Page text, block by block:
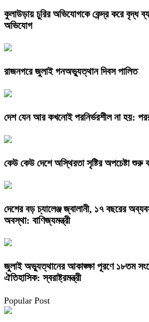
কুলাউড়ায় চুরির অভিযোগকে কেন্দ্র করে বৃদ্ধ
অভিযোগ
রাজনগরে জুলাই গনঅভ্যুত্থান দিবস পালিত
দেশ যেন আর কখনোই পরনির্ভরশীল না হয়:
কেউ কেউ দেশে অস্থিরতা সৃষ্টির অপচেষ্টা শুরু
দেশের বড় চ্যালেঞ্জ জ্বালানী, ১৭ বছরের
অবস্থা: বাণিজ্যমন্ত্রী
জুলাই অভ্যুত্থানের আকাঙ্ক্ষা পূরণে ১৮তম
ঐতিহাসিক: স্বরাষ্ট্রমন্ত্রী
Popular Post